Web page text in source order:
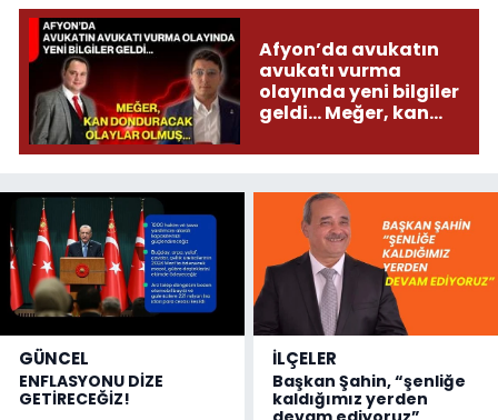
Afyon’da avukatın
avukatı vurma
olayında yeni bilgiler
geldi... Meğer, kan
olmuş...
GÜNCEL
ENFLASYONU DİZE
GETİRECEĞİZ!
İLÇELER
Başkan Şahin, “şenliğe
kaldığımız yerden